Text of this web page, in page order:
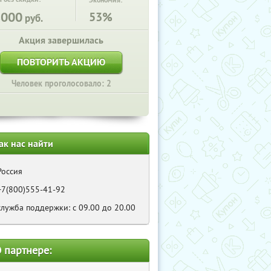
руб. 53%
Акция завершилась
ПОВТОРИТЬ АКЦИЮ
Человек проголосовало: 2
нас найти
41-92
поддержки: с 09.00 до 20.00
партнере: